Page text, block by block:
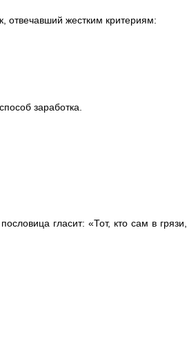
отвечавший жестким критериям:
заработка.
гласит: «Тот, кто сам в грязи,